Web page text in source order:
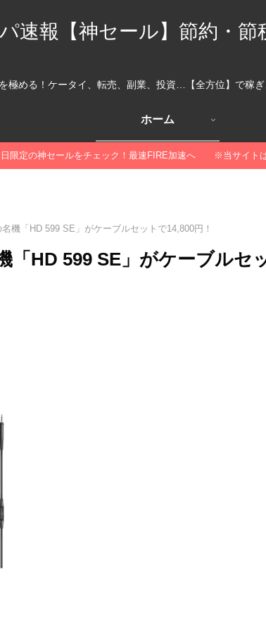
速報【神セール】節約・節
極める！ケータイ、転売、副業、投資…【全方位】で稼ぎ
ホーム
限定の神セールをチェック！最速FIRE加速へ ※当サイトは
機「HD 599 SE」がケーブルセットで14,800円！
「HD 599 SE」がケーブルセ